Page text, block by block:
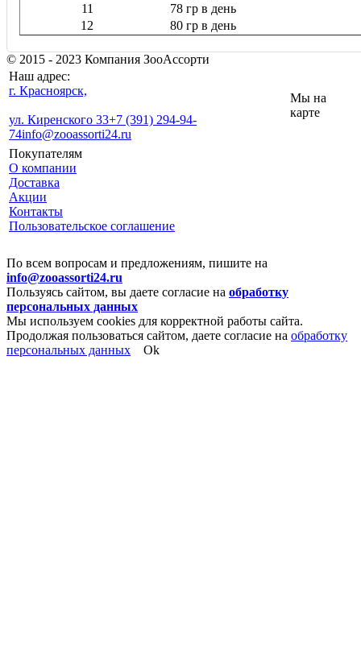
11
78 гр в день
12
80 гр в день
© 2015 - 2023 Компания ЗооАссорти
Наш адрес:
г. Красноярск,
ул. Киренского 33+7 (391) 294-94-
74info@zooassorti24.ru
Мы на
карте
Покупателям
О компании
Доставка
Акции
Контакты
Пользовательское соглашение
По всем вопросам и предложениям, пишите на
info@zooassorti24.ru
Пользуясь сайтом, вы даете согласие на обработку
персональных данных
Мы используем cookies для корректной работы сайта.
Продолжая пользоваться сайтом, даете согласие на обработку
персональных данных
Ok